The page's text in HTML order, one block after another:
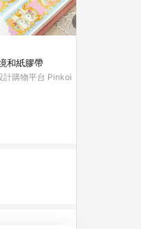
和紙膠帶
計購物平台 Pinkoi